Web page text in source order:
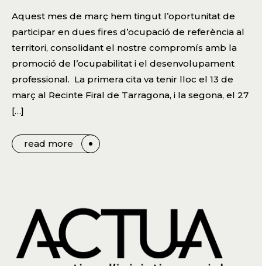
Aquest mes de març hem tingut l’oportunitat de
participar en dues fires d’ocupació de referència al
territori, consolidant el nostre compromís amb la
promoció de l’ocupabilitat i el desenvolupament
professional. La primera cita va tenir lloc el 13 de
març al Recinte Firal de Tarragona, i la segona, el 27
[…]
read more